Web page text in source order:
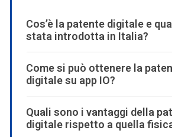
Cos’è la patente digitale e
stata introdotta in Italia?
Come si può ottenere la
digitale su app IO?
Quali sono i vantaggi della
digitale rispetto a quella